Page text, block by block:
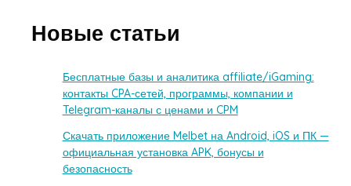
Новые статьи
Бесплатные базы и аналитика affiliate/iGaming:
контакты CPA-сетей, программы, компании и
Telegram-каналы с ценами и CPM
Скачать приложение Melbet на Android, iOS и ПК —
официальная установка APK, бонусы и
безопасность